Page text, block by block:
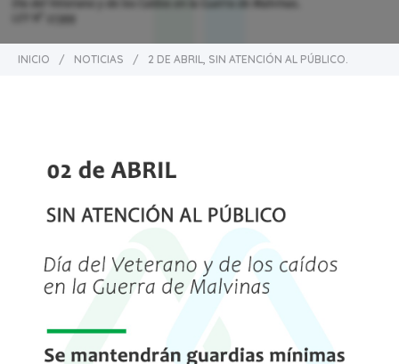
INICIO / NOTICIAS / 2 DE ABRIL, SIN ATENCIÓN AL PÚBLICO.